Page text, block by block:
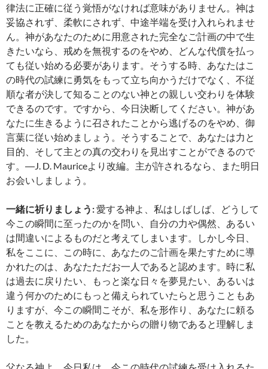
律法に正確に従う覚悟がなければ意味がありません。神は
妥協されず、柔軟にされず、中途半端を受け入れられませ
ん。神があなたのために用意された完全なご計画の中で生
きたいなら、戒めを無視するのをやめ、どんな代償を払っ
ても従い始める必要があります。そうする時、あなたはこ
の時代の試練に勇気をもって立ち向かうだけでなく、不従
順な者が決して知ることのない神との親しい交わりを体験
できるのです。ですから、今日決断してください。神があ
なたに生きるように召されたことから逃げるのをやめ、御
言葉に従い始めましょう。そうすることで、あなたは力と
目的、そして主との真の交わりを見出すことができるので
す。―J. D. Mauriceより改編。主が許されるなら、また明日
お会いしましょう。
一緒に祈りましょう:愛する神よ、私はしばしば、どうして
今この瞬間に至ったのかを問い、自分の力や偶然、あるい
は間違いによるものだと考えてしまいます。しかし今日、
私をここに、この時に、あなたのご計画を果たすために導
かれたのは、あなたただお一人であると認めます。時に私
は過去に戻りたい、もっと楽な日々を夢見たい、あるいは
違う何かのためにもっと備えられていたらと思うこともあ
りますが、今この瞬間こそが、私を形作り、あなたに頼る
ことを教えるためのあなたからの贈り物であると理解しま
した。